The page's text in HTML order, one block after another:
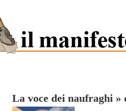
La voce dei naufraghi »